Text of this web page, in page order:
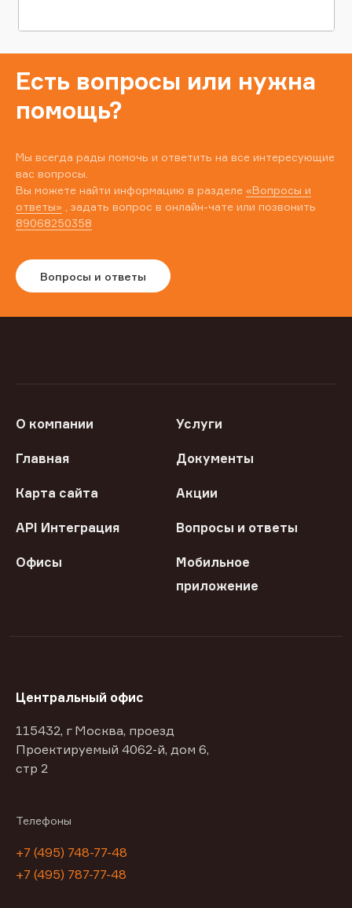
Есть вопросы или нужна
помощь?
Мы всегда рады помочь и ответить на все интересующие
вас вопросы.
Вы можете найти информацию в разделе «Вопросы и
ответы» , задать вопрос в онлайн-чате или позвонить
89068250358
Вопросы и ответы
О компании Услуги
Главная Документы
Карта сайта Акции
API Интеграция Вопросы и ответы
Офисы
Мобильное
приложение
Центральный офис
115432, г Москва, проезд
Проектируемый 4062-й, дом 6,
стр 2
Телефоны
+7 (495) 748-77-48
+7 (495) 787-77-48